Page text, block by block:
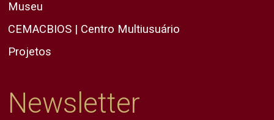
Museu
CEMACBIOS | Centro Multiusuário
Projetos
Newsletter